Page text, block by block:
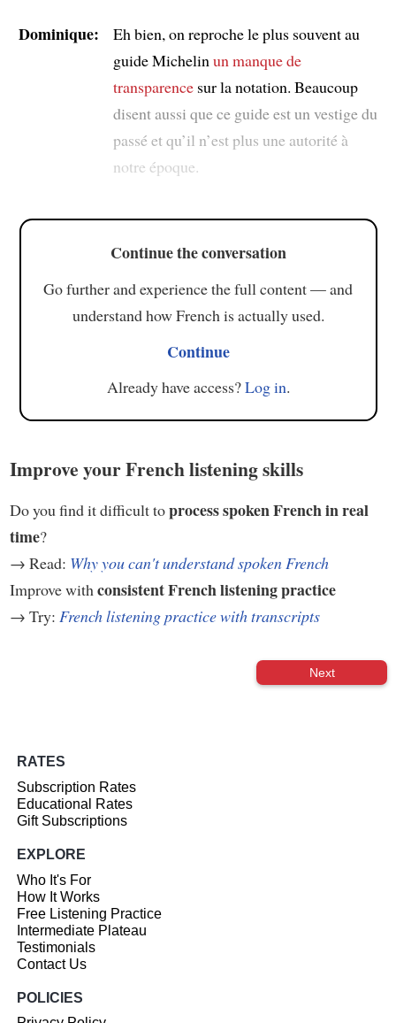
Dominique:
Eh bien, on reproche le plus souvent au
guide Michelin un manque de
transparencesur la notation. Beaucoup
disent aussi que ce guide est un vestige du
passé et qu’il n’est plus une autorité à
notre époque.
Continue the conversation
Go further and experience the full content — and
understand how French is actually used.
Continue
Already have access?Log in.
Improve your French listening skills
Do you find it difficult toprocess spoken French in real
time?
→ Read: Why you can't understand spoken French
Improve with consistent French listening practice
→ Try: French listening practice with transcripts
Next
RATES
Subscription Rates
Educational Rates
Gift Subscriptions
EXPLORE
Who It's For
How It Works
Free Listening Practice
Intermediate Plateau
Testimonials
Contact Us
POLICIES